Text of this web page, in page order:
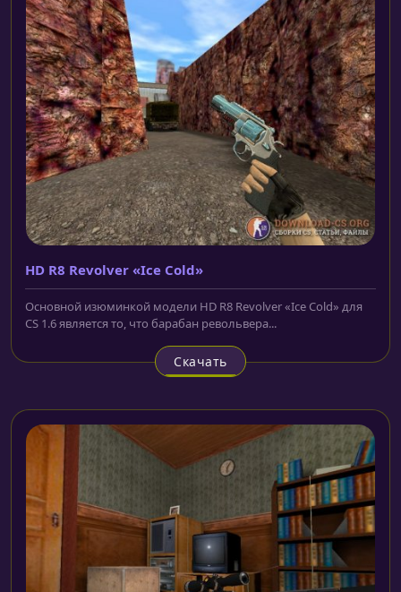
HD R8 Revolver «Ice Cold»
Основной изюминкой модели HD R8 Revolver «Ice Cold» для
CS 1.6 является то, что барабан револьвера...
Скачать